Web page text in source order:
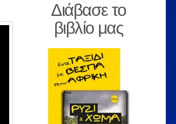
Διάβασε το
βιβλίο μας